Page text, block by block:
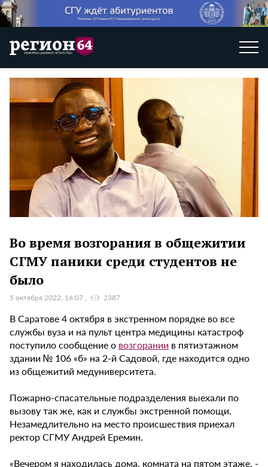
Во время возгорания в общежитии
СГМУ паники среди студентов не
было
5 октября 2022, 16:07 2387
В Саратове 4 октября в экстренном порядке во все
службы вуза и на пульт центра медицины катастроф
поступило сообщение о возгорании в пятиэтажном
здании № 106 «б» на 2-й Садовой, где находится одно
из общежитий медуниверситета.
Пожарно-спасательные подразделения выехали по
вызову так же, как и службы экстренной помощи.
Незамедлительно на место происшествия приехал
ректор СГМУ Андрей Еремин.
«Вечером я находилась дома, комната на пятом этаже, -